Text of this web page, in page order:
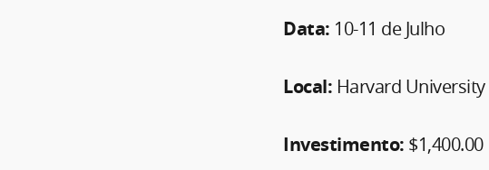
Data: 10-11 de Julho
Local: Harvard
Investimento: $1,400.00